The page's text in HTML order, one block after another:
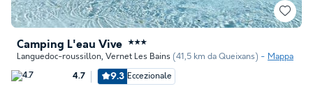
Camping L'eau Vive ★★★
Languedoc-roussillon, Vernet Les Bains (41,5 km da Queixans) Mappa
4.7 9.3 Eccezionale